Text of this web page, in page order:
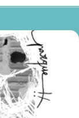
como
del
del […]